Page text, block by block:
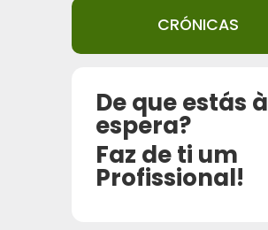
CRÓNICAS
De que estás à
espera?
Faz de ti um
Profissional!